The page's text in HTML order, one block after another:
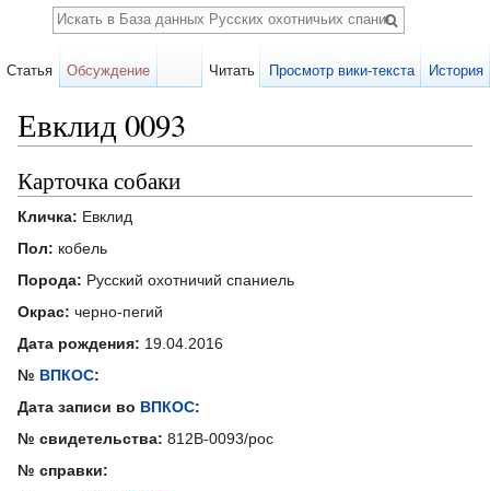
Евклид 0093
Карточка собаки
Кличка: Евклид
Пол: кобель
Порода: Русский охотничий спаниель
Окрас: черно-пегий
Дата рождения: 19.04.2016
№ ВПКОС:
Дата записи во ВПКОС:
№ свидетельства: 812В-0093/рос
№ справки:
Статья Обсуждение Читать Просмотр вики-текста История
Поиск